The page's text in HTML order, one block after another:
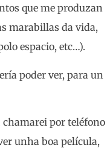
que me produzan
marabillas da vida,
espacio, etc…).
poder ver, para un
chamarei por teléfono
unha boa película,